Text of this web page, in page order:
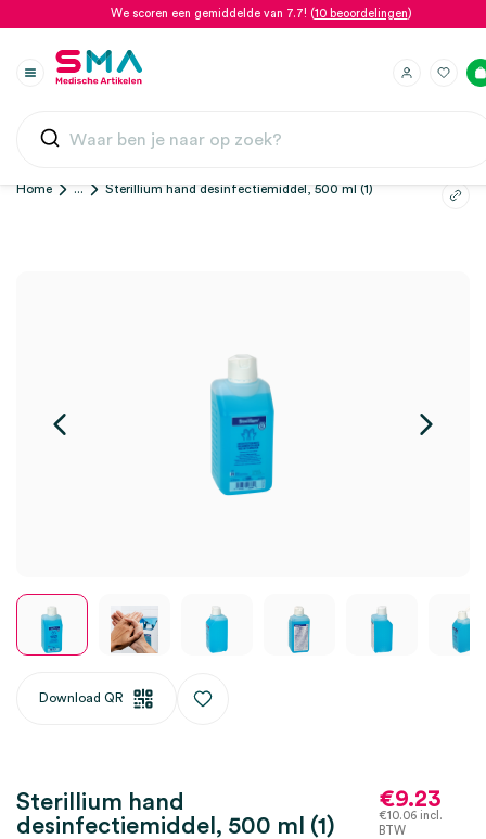
We scoren een gemiddelde van 7.7! (10 beoordelingen)
Home ... Sterillium hand desinfectiemiddel, 500 ml (1)
Download QR
Sterillium hand
desinfectiemiddel, 500 ml (1)
€9.23
€10.06incl.
BTW